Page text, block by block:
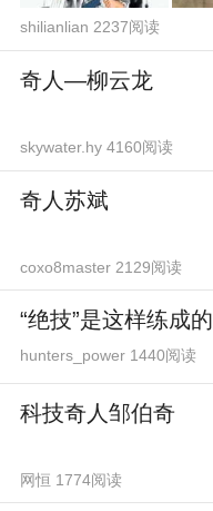
shilianlian 2237阅读
奇人—柳云龙
skywater.hy 4160阅读
奇人苏斌
coxo8master 2129阅读
“绝技”是这样练成的
hunters_power 1440阅读
科技奇人邹伯奇
网恒 1774阅读